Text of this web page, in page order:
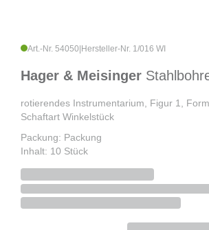
Art.-Nr. 54050 Hersteller-Nr. 1/016 WI
Hager & Meisinger
rotierendes Instrumentarium, Figur 1,
Schaftart Winkelstück
Packung: Packung
Inhalt: 10 Stück